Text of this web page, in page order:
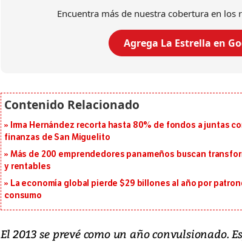
Encuentra más de nuestra cobertura en los
Agrega La Estrella en
Irma Hernández recorta hasta 80% de fondos a juntas
finanzas de San Miguelito
Más de 200 emprendedores panameños buscan
y rentables
La economía global pierde $29 billones al año por
consumo
El 2013 se prevé como un año convulsionado.